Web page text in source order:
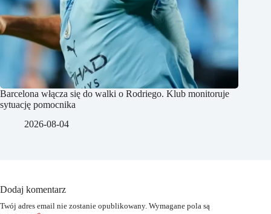
Barcelona włącza się do walki o Rodriego. Klub monitoruje
sytuację pomocnika
2026-08-04
Dodaj komentarz
Twój adres email nie zostanie opublikowany. Wymagane pola są